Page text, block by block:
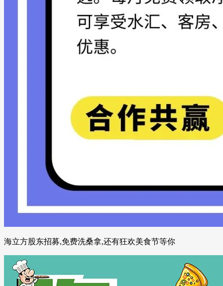
海立方股东招募,免费洗桑拿,还有狂欢美食节等你